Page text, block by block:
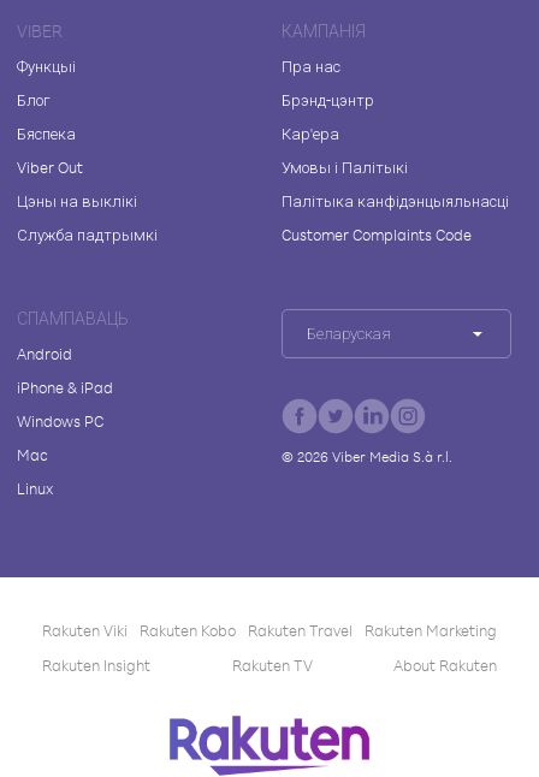
VIBER
Функцыі
Блог
Бяспека
Viber Out
Цэны на выклікі
Служба падтрымкі
КАМПАНІЯ
Пра нас
Брэнд-цэнтр
Кар'ера
Умовы і Палітыкі
Палітыка канфідэнцыяльнасці
Customer Complaints Code
СПАМПАВАЦЬ
Android
iPhone & iPad
Windows PC
Mac
Linux
Беларуская
© 2026Viber Media S.à r.l.
Rakuten Viki Rakuten Kobo Rakuten Travel
Rakuten Marketing
Rakuten Insight
Rakuten TV About Rakuten